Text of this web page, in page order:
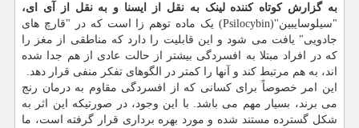
به گزارش کوتاه کننده لینک به نقل از ایسنا و به نقل از آی ای،
"سیلوسایبین"(Psilocybin) یک ماده توهم زا است که در "قارچ های
جادویی" یافت می شود و این قابلیت را دارد که مناطقی از مغز را
که در افراد مبتلا به افسردگی بیشتر از حالت عادی از هم جدا شده
اند، به هم مرتبط کند و آنها را کمتر در الگوهای تفکر منفی قرار دهد.
این امر خصوصاً برای کسانی که از افسردگی مقاوم به درمان رنج
می برند، بسیار مهم می باشد. با این وجود، در صورتیکه این اثر به
شکل گسترده مستند شده و مورد بهره برداری قرار گرفته است، ما